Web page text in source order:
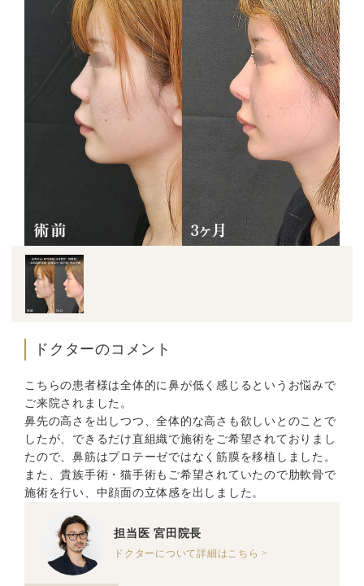
ドクターのコメント
こちらの患者様は全体的に鼻が低く感じるというお悩みで
ご来院されました。
鼻先の高さを出しつつ、全体的な高さも欲しいとのことで
したが、できるだけ直組織で施術をご希望されておりまし
たので、鼻筋はプロテーゼではなく筋膜を移植しました。
また、貴族手術・猫手術もご希望されていたので肋軟骨で
施術を行い、中顔面の立体感を出しました。
担当医 宮田院長
ドクターについて詳細はこちら >